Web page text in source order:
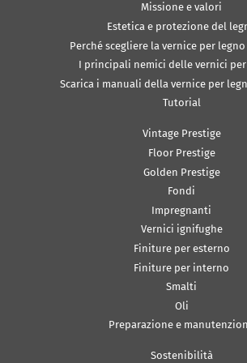
Missione e valori
Estetica e protezione del
Perché scegliere la vernice per legno
I principali nemici delle vernici
Scarica i manuali della vernice per
Tutorial
Vintage Prestige
Floor Prestige
Golden Prestige
Fondi
Impregnanti
Vernici ignifughe
Finiture per esterno
Finiture per interno
Smalti
Oli
Preparazione e
Sostenibilità